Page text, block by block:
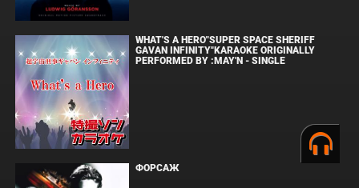
WHAT'S A HERO"SUPER SPACE SHERIFF
GAVAN INFINITY"KARAOKE ORIGINALLY
PERFORMED BY :MAY'N - SINGLE
ФОРСАЖ